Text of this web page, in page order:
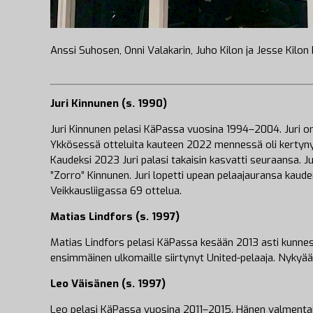
Anssi Suhosen, Onni Valakarin, Juho Kilon ja Jesse
Juri Kinnunen (s. 1990)
Juri Kinnunen pelasi KäPassa vuosina 1994–2004.
Ykkösessä otteluita kauteen 2022 mennessä oli
Kaudeksi 2023 Juri palasi takaisin kasvatti seuraansa.
”Zorro” Kinnunen. Juri lopetti upean pelaajauransa
Veikkausliigassa 69 ottelua.
Matias Lindfors (s. 1997)
Matias Lindfors pelasi KäPassa kesään 2013 asti
ensimmäinen ulkomaille siirtynyt United-pelaaja.
Leo Väisänen (s. 1997)
Leo pelasi KäPassa vuosina 2011–2015. Hänen